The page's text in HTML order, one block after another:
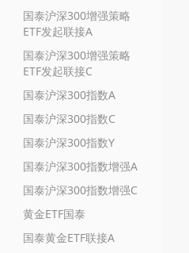
国泰沪深300增强策略
ETF发起联接A
国泰沪深300增强策略
ETF发起联接C
国泰沪深300指数A
国泰沪深300指数C
国泰沪深300指数Y
国泰沪深300指数增强A
国泰沪深300指数增强C
黄金ETF国泰
国泰黄金ETF联接A